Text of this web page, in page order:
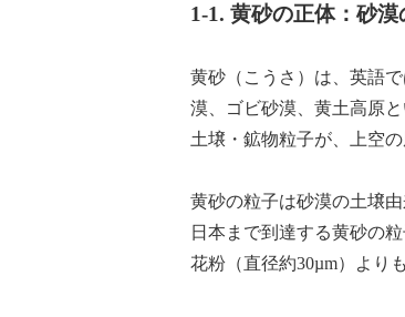
1-1. 黄砂の正体：砂
黄砂（こうさ）は、英語
漠、ゴビ砂漠、黄土高原
土壌・鉱物粒子が、上空
黄砂の粒子は砂漠の土壌
日本まで到達する黄砂の
花粉（直径約30µm）より